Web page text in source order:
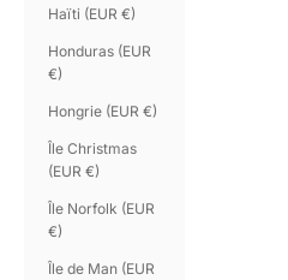
Haïti (EUR €)
Honduras (EUR
€)
Hongrie (EUR €)
Île Christmas
(EUR €)
Île Norfolk (EUR
€)
Île de Man (EUR